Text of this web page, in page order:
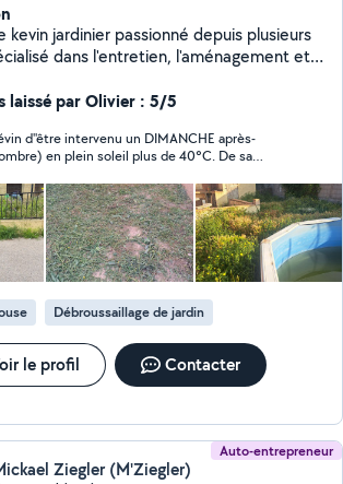
depuis plusieurs
dans l'entretien, l'aménagement et
espaces extérieurs en véritables lieux
durables et esthétiques.
laissé par Olivier : 5/5
d''être intervenu un DIMANCHE après-
en plein soleil plus de 40°C. De sa
On a des pieds d'asperges qui poussent un
gens passent des heures pour en trouver en
dans le jardin!
Débroussaillage de jardin
le profil Contacter
Auto-entrepreneur
Ziegler (M'Ziegler)